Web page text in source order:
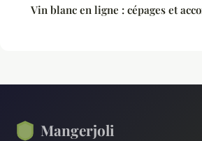
Vin blanc en ligne : cépages et
Mangerjoli